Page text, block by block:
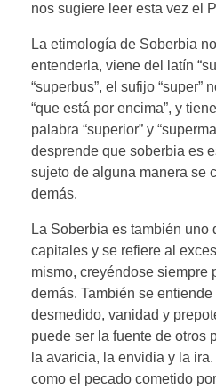
nos sugiere leer esta vez el
La etimología de Soberbia
entenderla, viene del latín
“superbus”, el sufijo “super”
“que está por encima”, y
palabra “superior” y
desprende que soberbia es
sujeto de alguna manera se
demás.
La Soberbia es también uno
capitales y se refiere al
mismo, creyéndose siempre
demás. También se
desmedido, vanidad y
puede ser la fuente de otros
la avaricia, la envidia y la
como el pecado cometido